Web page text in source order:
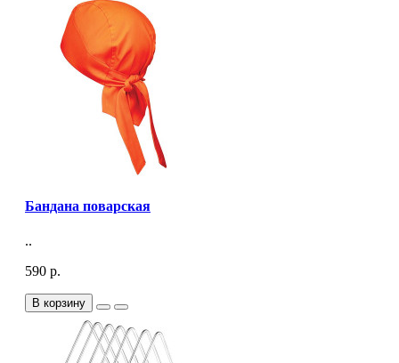
Бандана поварская
..
590 р.
В корзину